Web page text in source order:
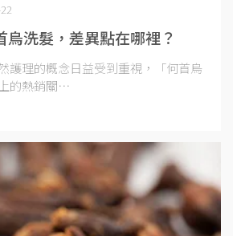
烏洗髮，差異點在哪裡？
護理的概念日益受到重視，「何首烏
的熱銷關⋯